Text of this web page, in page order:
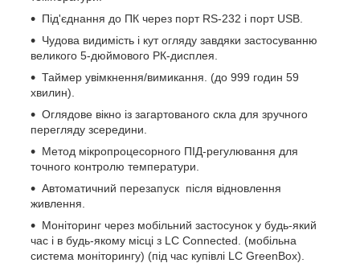
Під'єднання до ПК через порт RS-232 і порт USB.
Чудова видимість і кут огляду завдяки застосуванню
великого 5-дюймового РК-дисплея.
Таймер увімкнення/вимикання. (до 999 годин 59
хвилин).
Оглядове вікно із загартованого скла для зручного
перегляду зсередини.
Метод мікропроцесорного ПІД-регулювання для
точного контролю температури.
Автоматичний перезапуск після відновлення
живлення.
Моніторинг через мобільний застосунок у будь-який
час і в будь-якому місці з LC Connected. (мобільна
система моніторингу) (під час купівлі LC GreenBox).